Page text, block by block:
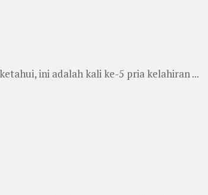
ini adalah kali ke-5 pria kelahiran ...